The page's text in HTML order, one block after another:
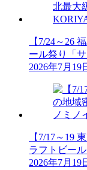
【7/24～26
ール祭り「
2026年7月19
【7/17～19
ラフトビー
2026年7月19